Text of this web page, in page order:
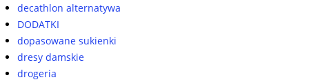
decathlon alternatywa
DODATKI
dopasowane sukienki
dresy damskie
drogeria